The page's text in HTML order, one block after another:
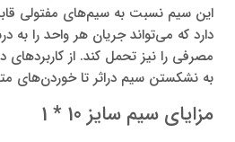
این سیم نسبت به سیم‌های مفتولی
دارد که می‌تواند جریان هر واحد را به
مصرفی را نیز تحمل کند. از
به نشکستن سیم دراثر تا خوردن‌های
مزایای سیم سایز 10 * 1